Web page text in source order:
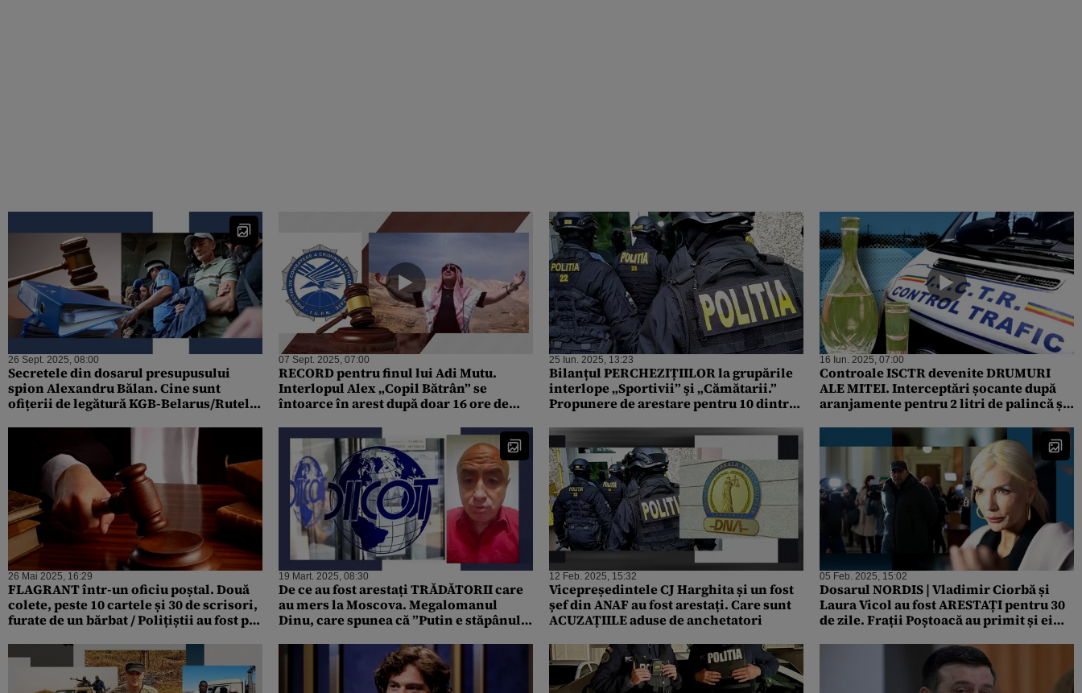
26 Sept. 2025, 08:00
Secretele din dosarul presupusului
spion Alexandru Bălan. Cine sunt
ofițerii de legătură KGB-Belarus/Rutele
07 Sept. 2025, 07:00
RECORD pentru finul lui Adi Mutu.
Interlopul Alex „Copil Bătrân” se
întoarce în arest după doar 16 ore de
25 Iun. 2025, 13:23
Bilanțul PERCHEZIȚIILOR la grupările
interlope „Sportivii” şi „Cămătarii.”
Propunere de arestare pentru 10 dintre
16 Iun. 2025, 07:00
Controale ISCTR devenite DRUMURI
ALE MITEI. Interceptări șocante după
aranjamente pentru 2 litri de palincă și
26 Mai 2025, 16:29
FLAGRANT într-un oficiu poștal. Două
colete, peste 10 cartele și 30 de scrisori,
furate de un bărbat / Polițiștii au fost pe
19 Mart. 2025, 08:30
De ce au fost arestați TRĂDĂTORII care
au mers la Moscova. Megalomanul
Dinu, care spunea că ”Putin e stăpânul
12 Feb. 2025, 15:32
Vicepreședintele CJ Harghita și un fost
șef din ANAF au fost arestați. Care sunt
ACUZAȚIILE aduse de anchetatori
05 Feb. 2025, 15:02
Dosarul NORDIS | Vladimir Ciorbă și
Laura Vicol au fost ARESTAȚI pentru 30
de zile. Frații Poștoacă au primit și ei